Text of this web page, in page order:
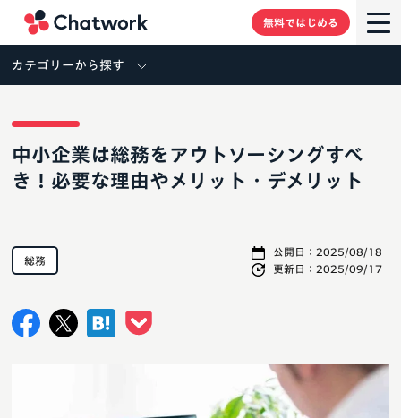
無料ではじめる
カテゴリーから探す
中小企業は総務をアウトソーシングすべ
き！必要な理由やメリット・デメリット
公開日： 2025/08/18
更新日： 2025/09/17
総務